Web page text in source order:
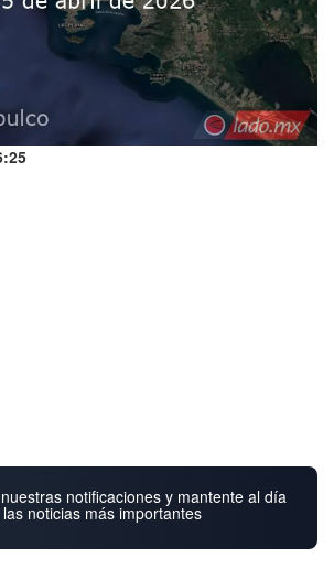
notificaciones y mantente al día
noticias más importantes